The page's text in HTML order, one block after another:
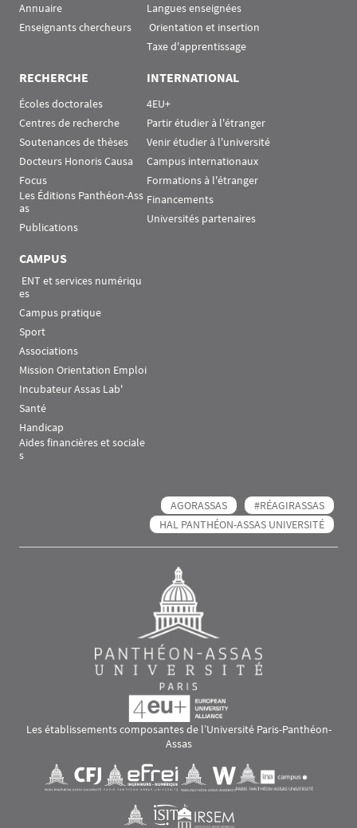
Annuaire
Enseignants chercheurs
Langues enseignées
Orientation et insertion
Taxe d'apprentissage
RECHERCHE
Écoles doctorales
Centres de recherche
Soutenances de thèses
Docteurs Honoris Causa
Focus
Les Éditions Panthéon-Ass
as
Publications
INTERNATIONAL
4EU+
Partir étudier à l'étranger
Venir étudier à l'université
Campus internationaux
Formations à l'étranger
Financements
Universités partenaires
CAMPUS
es
Campus pratique
Sport
Associations
Mission Orientation Emploi
Incubateur Assas Lab'
Santé
Handicap
Aides financières et sociale
s
AGORASSAS
#RÉAGIRASSAS
HAL PANTHÉON-ASSAS UNIVERSITÉ
Les établissements composantes de l’Université Paris-Panthéon-
Assas
Visuel svgVisuel svg Visuel svgVisuel svg
Visuel svgVisuel svg